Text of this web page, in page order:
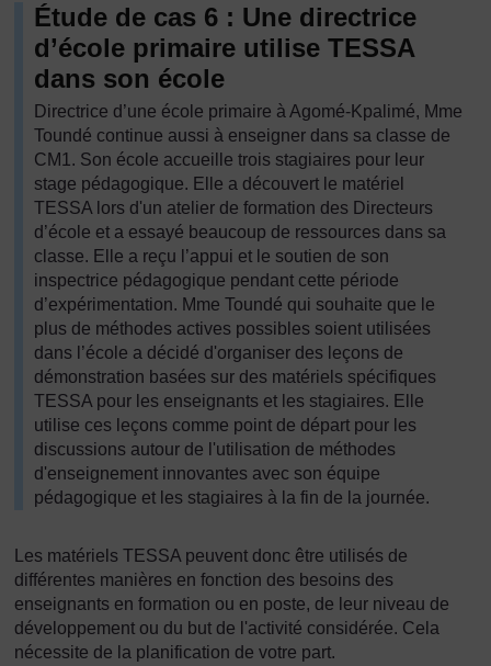
Étude de cas 6 : Une directrice
d’école primaire utilise TESSA
dans son école
Directrice d’une école primaire à Agomé-Kpalimé, Mme
Toundé continue aussi à enseigner dans sa classe de
CM1. Son école accueille trois stagiaires pour leur
stage pédagogique. Elle a découvert le matériel
TESSA lors d'un atelier de formation des Directeurs
d’école et a essayé beaucoup de ressources dans sa
classe. Elle a reçu l’appui et le soutien de son
inspectrice pédagogique pendant cette période
d’expérimentation. Mme Toundé qui souhaite que le
plus de méthodes actives possibles soient utilisées
dans l’école a décidé d'organiser des leçons de
démonstration basées sur des matériels spécifiques
TESSA pour les enseignants et les stagiaires. Elle
utilise ces leçons comme point de départ pour les
discussions autour de l'utilisation de méthodes
d'enseignement innovantes avec son équipe
pédagogique et les stagiaires à la fin de la journée.
Les matériels TESSA peuvent donc être utilisés de
différentes manières en fonction des besoins des
enseignants en formation ou en poste, de leur niveau de
développement ou du but de l'activité considérée. Cela
nécessite de la planification de votre part.